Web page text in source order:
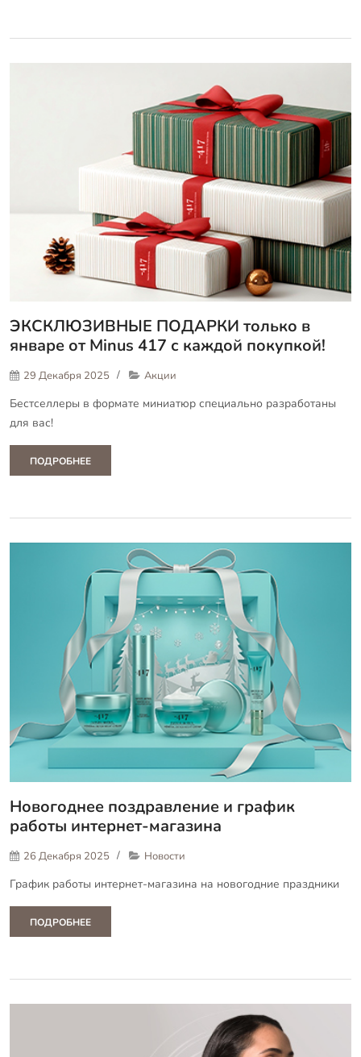
ЭКСКЛЮЗИВНЫЕ ПОДАРКИ только в
январе от Minus 417 с каждой покупкой!
29 Декабря 2025 Акции
Бестселлеры в формате миниатюр специально разработаны
для вас!
ПОДРОБНЕЕ
Новогоднее поздравление и график
работы интернет-магазина
26 Декабря 2025 Новости
График работы интернет-магазина на новогодние праздники
ПОДРОБНЕЕ